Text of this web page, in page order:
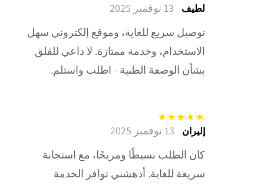
تم التقييم 5من لطيف 13 نوفمبر 2025
توصيل سريع للغاية، وموقع إلكتروني سهل
الاستخدام، وخدمة ممتازة. لا داعي للقلق
بشأن الوصفة الطبية - اطلب واستلم.
تم التقييم 5من إليران 13 نوفمبر 2025
كان الطلب بسيطًا ومريحًا، مع استجابة
سريعة للغاية. أدهشني توافر الخدمة